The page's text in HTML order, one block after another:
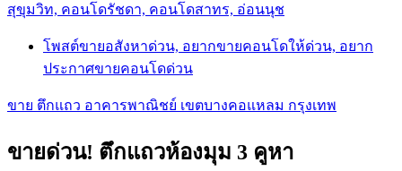
สุขุมวิท, คอนโดรัชดา, คอนโดสาทร, อ่อนนุช
โพสต์ขายอสังหาด่วน, อยากขายคอนโดให้ด่วน, อยาก
ประกาศขายคอนโดด่วน
ขาย ตึกแถว อาคารพาณิชย์ เขตบางคอแหลม กรุงเทพ
ขายด่วน! ตึกแถวห้องมุม 3 คูหา